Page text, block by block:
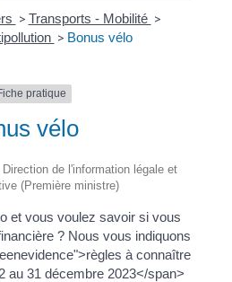
> Transports - Mobilité >
> Bonus vélo
pratique
vélo
de l'information légale et
(Première ministre)
et vous voulez savoir si vous
? Nous vous indiquons
à connaître
au 31 décembre 2023</span>